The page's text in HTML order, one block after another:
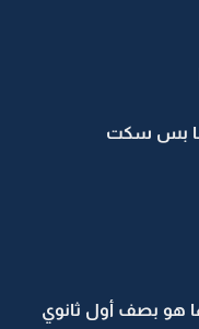
بس سكت
هو بصف أول ثانوي